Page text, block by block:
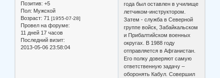
Позитив: +5
Пол: Мужской
Возраст: 71 [1955-07-28]
Провел на форуме:
11 дней 17 часов
Последний визит:
2013-05-06 23:58:04
года был оставлен в училище
летчиком-инструктором.
Затем - служба в Северной
группе войск, Забайкальском
и Прибалтийском военных
округах. В 1988 году
отправляется в Афганистан.
Его полку доверяют самую
ответственную задачу –
оборонять Кабул. Совершил